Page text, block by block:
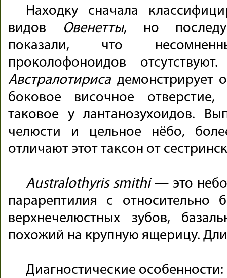
Находку сначала
видов
Овенетты, но
показали, что
проколофоноидов
Австралотириса демонстрирует
боковое височное отверстие,
таковое у лантанозухоидов.
челюсти и цельное нёбо,
отличают этот таксон от
Australothyris smithi— это
парарептилия с относительно
верхнечелюстных зубов,
похожий на крупную ящерицу.
Диагностические особенности: